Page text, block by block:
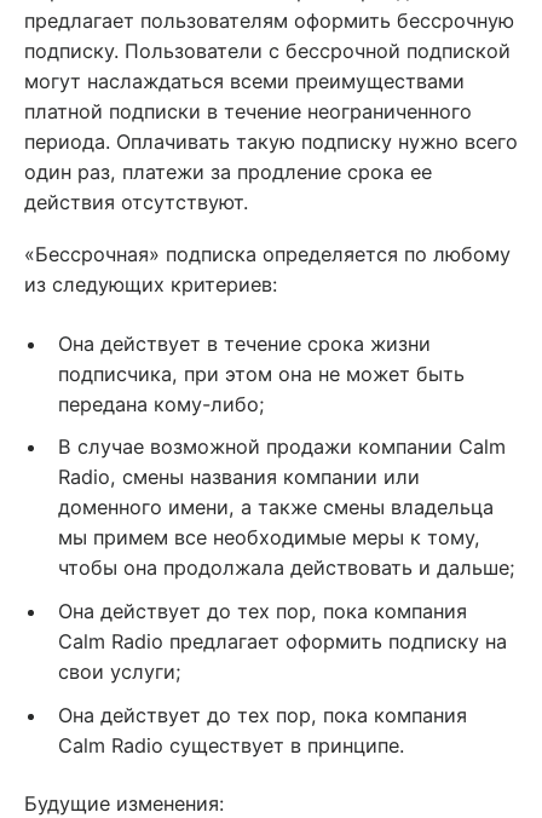
предлагает пользователям оформить бессрочную
подписку. Пользователи с бессрочной подпиской
могут наслаждаться всеми преимуществами
платной подписки в течение неограниченного
периода. Оплачивать такую подписку нужно всего
один раз, платежи за продление срока ее
действия отсутствуют.
«Бессрочная» подписка определяется по любому
из следующих критериев:
Она действует в течение срока жизни
подписчика, при этом она не может быть
передана кому-либо;
В случае возможной продажи компании Calm
Radio, смены названия компании или
доменного имени, а также смены владельца
мы примем все необходимые меры к тому,
чтобы она продолжала действовать и дальше;
Она действует до тех пор, пока компания
Calm Radio предлагает оформить подписку на
свои услуги;
Она действует до тех пор, пока компания
Calm Radio существует в принципе.
Будущие изменения: